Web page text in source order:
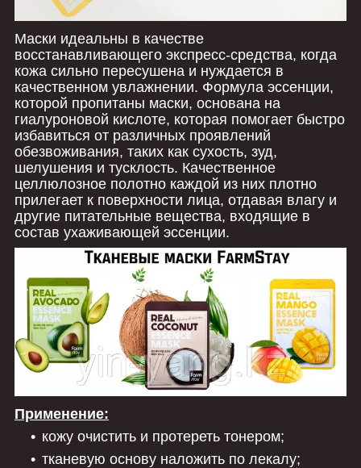
Маски идеальны в качестве
восстанавливающего экспресс-средства, когда
кожа сильно пересушена и нуждается в
качественном увлажнении. Формула эссенции,
которой пропитаны маски, основана на
гиалуроновой кислоте, которая помогает быстро
избавиться от различных проявлений
обезвоживания, таких как сухость, зуд,
шелушения и тусклость. Качественное
целлюлозное полотно каждой из них плотно
прилегает к поверхности лица, отдавая влагу и
другие питательные вещества, входящие в
состав ухаживающей эссенции.
Применение:
кожу очистить и протереть тонером;
тканевую основу наложить по лекалу;